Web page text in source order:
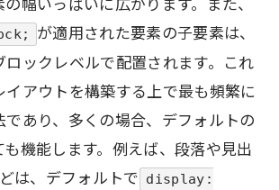
が適用された要素の子要素は、
ックレベルで配置されます。これ
イアウトを構築する上で最も頻繁に
あり、多くの場合、デフォルトの
機能します。例えば、段落や見出
は、デフォルトで display: